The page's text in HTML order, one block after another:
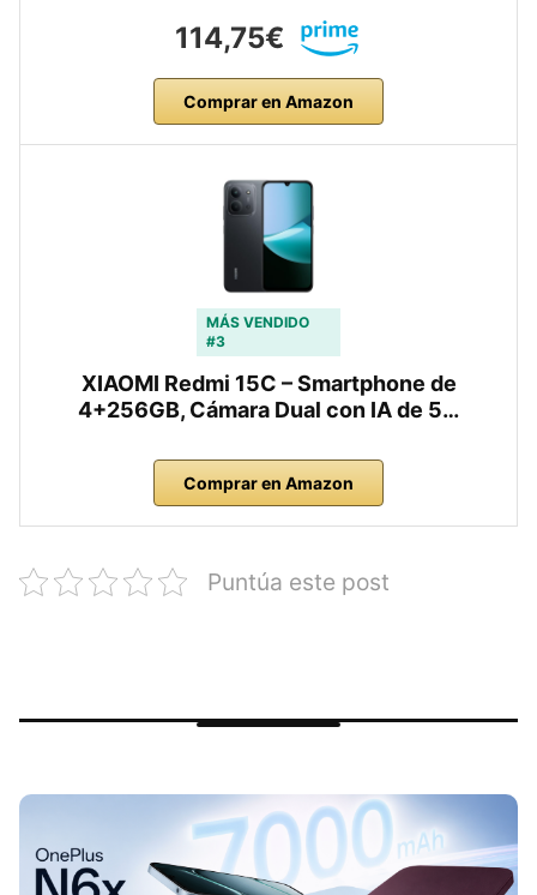
114,75€
Comprar en Amazon
MÁS VENDIDO
#3
XIAOMI Redmi 15C – Smartphone de
4+256GB, Cámara Dual con IA de 5…
Comprar en Amazon
Puntúa este post